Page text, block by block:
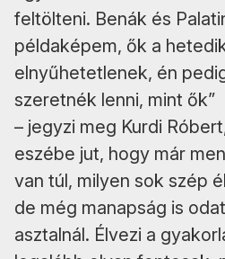
feltölteni. Benák és
példaképem, ők a
elnyűhetetlenek, én
szeretnék lenni, mint ők”
– jegyzi meg Kurdi
eszébe jut, hogy már
van túl, milyen sok szép
de még manapság is
asztalnál. Élvezi a